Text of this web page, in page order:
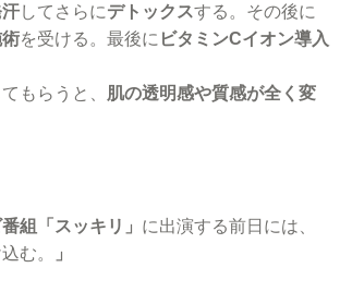
してさらにデトックスする。その後に
を受ける。最後に ビタミンCイオン導入
もらうと、 肌の透明感や質感が全く変
組「スッキリ」 に出演する前日には、
む。 」